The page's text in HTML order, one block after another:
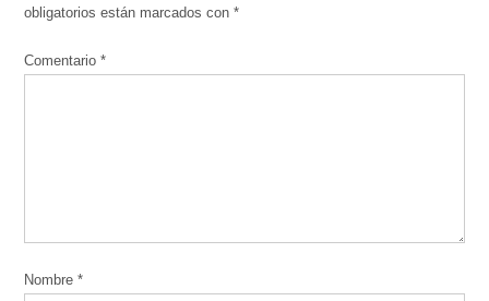
obligatorios están marcados con*
Comentario*
Nombre*